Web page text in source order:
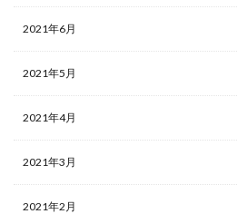
2021年6月
2021年5月
2021年4月
2021年3月
2021年2月